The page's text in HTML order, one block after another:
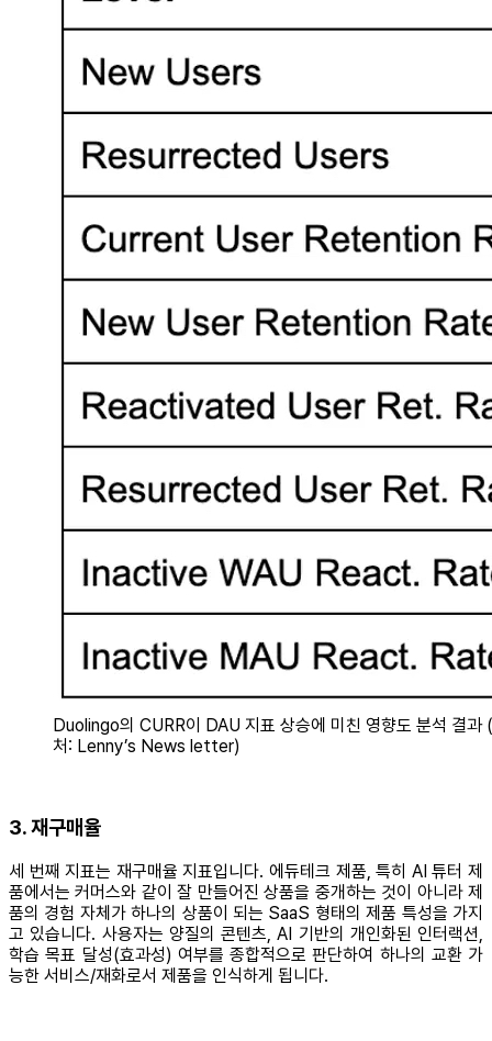
Duolingo의 CURR이 DAU 지표 상승에 미친 영향도 분석 결과
처: Lenny’s News letter)
3. 재구매율
세 번째 지표는 재구매율 지표입니다. 에듀테크 제품, 특히 AI 튜터 제
품에서는 커머스와 같이 잘 만들어진 상품을 중개하는 것이 아니라 제
품의 경험 자체가 하나의 상품이 되는 SaaS 형태의 제품 특성을 가지
고 있습니다. 사용자는 양질의 콘텐츠, AI 기반의 개인화된 인터랙션,
학습 목표 달성(효과성) 여부를 종합적으로 판단하여 하나의 교환 가
능한 서비스/재화로서 제품을 인식하게 됩니다.